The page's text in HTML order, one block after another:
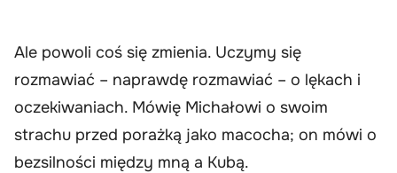
Ale powoli coś się zmienia. Uczymy się
rozmawiać – naprawdę rozmawiać – o lękach i
oczekiwaniach. Mówię Michałowi o swoim
strachu przed porażką jako macocha; on mówi o
bezsilności między mną a Kubą.